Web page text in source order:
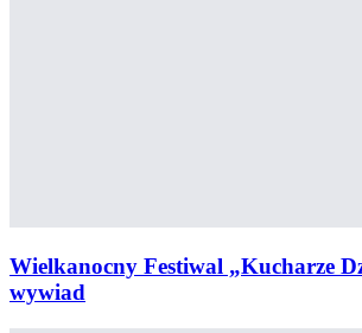
Wielkanocny Festiwal „Kucharze
wywiad